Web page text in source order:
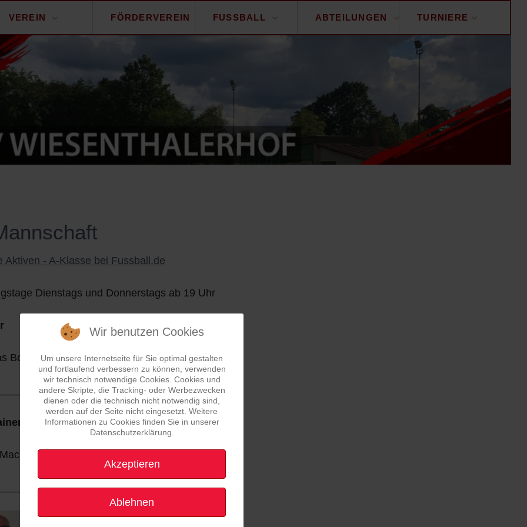
VEREIN FÖRDERVEREIN FUSSBALL ABTEILUNGEN TURNIERE
Aktiven - A-Klasse bei Fussball.de
Dienstags und Donnerstags ab 19 Uhr
Bolzer, Mobil: 0176-4348539
Azevedo
Wir benutzen Cookies
Um unsere Internetseite für Sie optimal gestalten
und fortlaufend verbessern zu können, verwenden
wir technisch notwendige Cookies. Cookies und
andere Skripte, die Tracking- oder Werbezwecken
dienen oder die technisch nicht notwendig sind,
werden auf der Seite nicht eingesetzt. Weitere
Informationen zu Cookies finden Sie in unserer
Datenschutzerklärung.
Akzeptieren
Ablehnen